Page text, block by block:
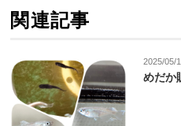
関連記事
2025/05/
めだか